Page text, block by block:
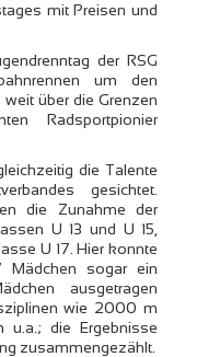
mit Preisen und
der RSG
um den
über die Grenzen
Radsportpionier
die Talente
gesichtet.
die Zunahme der
U 13 und U 15,
U 17. Hier konnte
sogar ein
ausgetragen
wie 2000 m
u.a.; die Ergebnisse
zusammengezählt.